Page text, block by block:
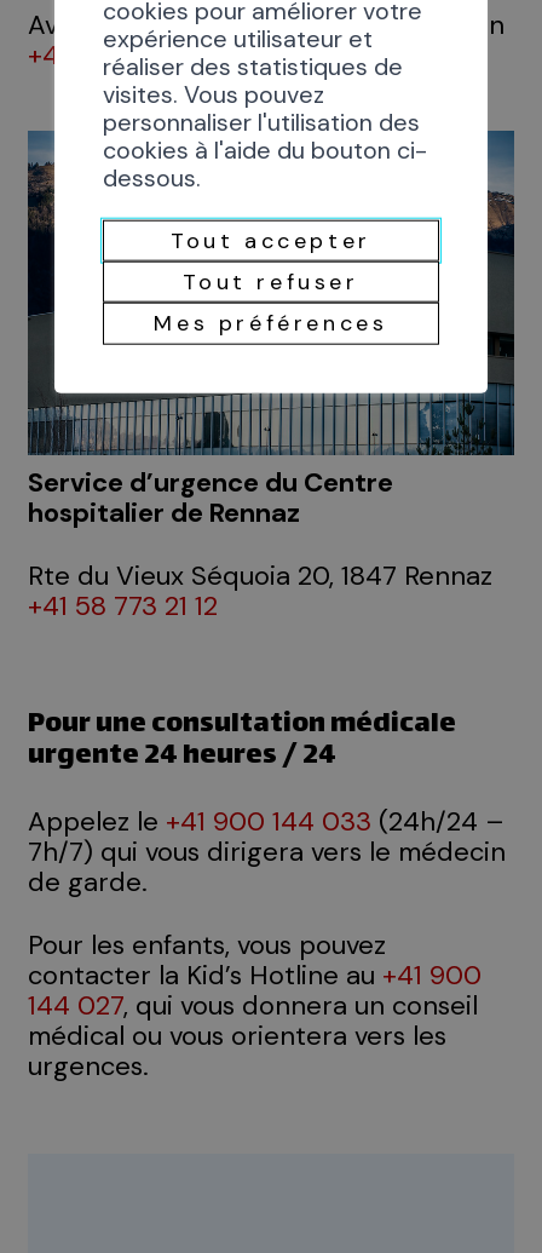
Av. du Grand-Champsec 80, 1950 Sion
+41 27 603 40 00
Service d’urgence du Centre
hospitalier de Rennaz
Rte du Vieux Séquoia 20, 1847 Rennaz
+41 58 773 21 12
Pour une consultation médicale
urgente 24 heures / 24
Appelez le +41 900 144 033 (24h/24 –
7h/7) qui vous dirigera vers le médecin
de garde.
Pour les enfants, vous pouvez
contacter la Kid’s Hotline au +41 900
144 027, qui vous donnera un conseil
médical ou vous orientera vers les
urgences.
cookies pour améliorer votre
expérience utilisateur et
réaliser des statistiques de
visites. Vous pouvez
personnaliser l'utilisation des
cookies à l'aide du bouton ci-
dessous.
Tout accepter
Tout refuser
Mes préférences